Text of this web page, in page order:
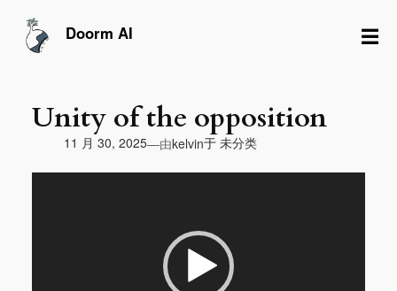
Doorm AI ☰
Unity of the opposition
11 月 30, 2025—由kelvin于 未分类